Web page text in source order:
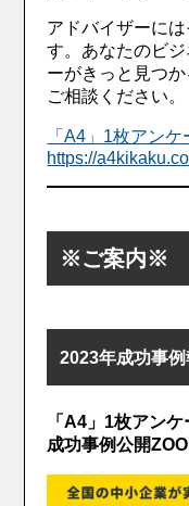
アドバイザーに
す。あなたのビ
ーがきっと見つ
ご相談ください。
「A4」1枚アン
https://
※ご案内※
2023年成功事
「A4」1枚アン
成功事例公開